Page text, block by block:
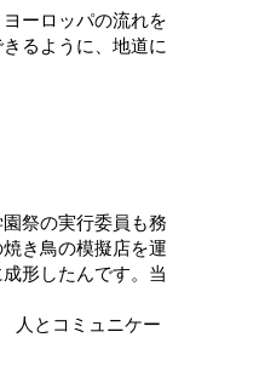
ーロッパの流れを
るように、地道に
祭の実行委員も務
き鳥の模擬店を運
形したんです。当
人とコミュニケー